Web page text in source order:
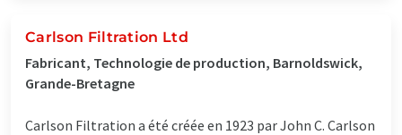
Carlson Filtration Ltd
Fabricant, Technologie de production, Barnoldswick,
Grande-Bretagne
Carlson Filtration a été créée en 1923 par John C. Carlson